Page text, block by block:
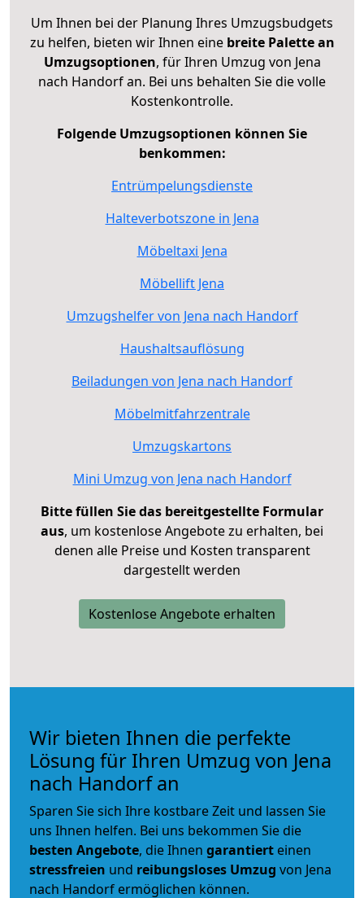
Um Ihnen bei der Planung Ihres Umzugsbudgets
zu helfen, bieten wir Ihnen eine breite Palette an
Umzugsoptionen, für Ihren Umzug von Jena
nach Handorf an. Bei uns behalten Sie die volle
Kostenkontrolle.
Folgende Umzugsoptionen können Sie
benkommen:
Entrümpelungsdienste
Halteverbotszone in Jena
Möbeltaxi Jena
Möbellift Jena
Umzugshelfer von Jena nach Handorf
Haushaltsauflösung
Beiladungen von Jena nach Handorf
Möbelmitfahrzentrale
Umzugskartons
Mini Umzug von Jena nach Handorf
Bitte füllen Sie das bereitgestellte Formular
aus, um kostenlose Angebote zu erhalten, bei
denen alle Preise und Kosten transparent
dargestellt werden
Kostenlose Angebote erhalten
Wir bieten Ihnen die perfekte
Lösung für Ihren Umzug von Jena
nach Handorf an
Sparen Sie sich Ihre kostbare Zeit und lassen Sie
uns Ihnen helfen. Bei uns bekommen Sie die
besten Angebote, die Ihnen garantiert einen
stressfreien und reibungsloses Umzug von Jena
nach Handorf ermöglichen können.